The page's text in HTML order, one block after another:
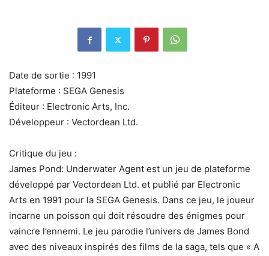
Date de sortie : 1991
Plateforme : SEGA Genesis
Éditeur : Electronic Arts, Inc.
Développeur : Vectordean Ltd.
Critique du jeu :
James Pond: Underwater Agent est un jeu de plateforme
développé par Vectordean Ltd. et publié par Electronic
Arts en 1991 pour la SEGA Genesis. Dans ce jeu, le joueur
incarne un poisson qui doit résoudre des énigmes pour
vaincre l’ennemi. Le jeu parodie l’univers de James Bond
avec des niveaux inspirés des films de la saga, tels que « A